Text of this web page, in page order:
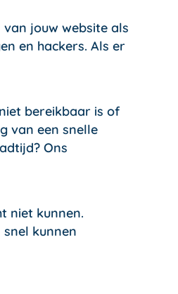
jouw website als
en hackers. Als er
bereikbaar is of
van een snelle
Ons
niet kunnen.
kunnen